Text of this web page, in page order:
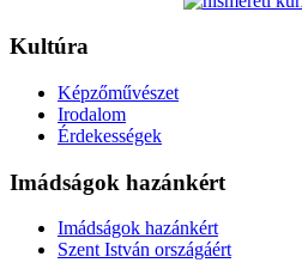
Kultúra
Képzőművészet
Irodalom
Érdekességek
Imádságok hazánkért
Imádságok hazánkért
Szent István országáért